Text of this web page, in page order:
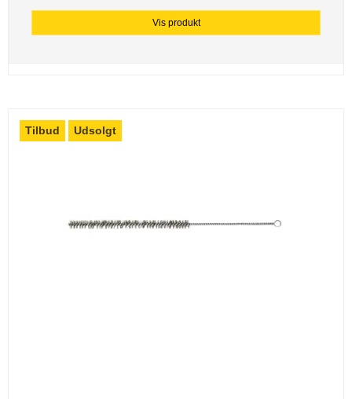
Vis produkt
Tilbud Udsolgt